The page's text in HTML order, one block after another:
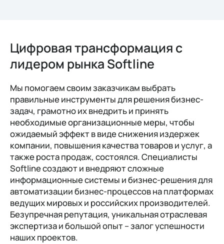
Цифровая трансформация с
лидером рынка Softline
Мы помогаем своим заказчикам выбрать
правильные инструменты для решения бизнес-
задач, грамотно их внедрить и принять
необходимые организационные меры, чтобы
ожидаемый эффект в виде снижения издержек
компании, повышения качества товаров и услуг, а
также роста продаж, состоялся. Специалисты
Softline создают и внедряют сложные
информационные системы и бизнес-решения для
автоматизации бизнес-процессов на платформах
ведущих мировых и российских производителей.
Безупречная репутация, уникальная отраслевая
экспертиза и большой опыт – залог успешности
наших проектов.